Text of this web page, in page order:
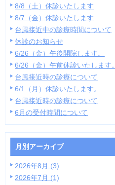
8/8（土）休診いたします
8/7（金）休診いたします
台風接近中の診療時間について
休診のお知らせ
6/26（金）午後開院します。
6/26（金）午前休診いたします。
台風接近時の診療について
6/1（月）休診いたします。
台風接近時の診療について
6月の受付時間について
月別アーカイブ
2026年8月 (3)
2026年7月 (1)